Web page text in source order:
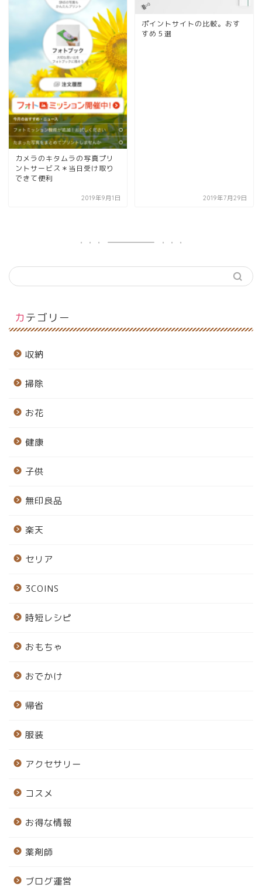
カメラのキタムラの写真プリ
ントサービス＊当日受け取り
できて便利
2019年9月1日
ポイントサイトの比較。おす
すめ５選
2019年7月29日
カテゴリー
収納
掃除
お花
健康
子供
無印良品
楽天
セリア
3COINS
時短レシピ
おもちゃ
おでかけ
帰省
服装
アクセサリー
コスメ
お得な情報
薬剤師
ブログ運営